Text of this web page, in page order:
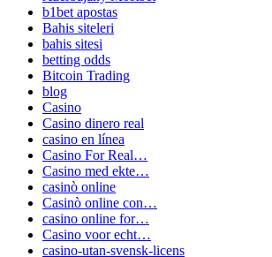
b1bet apostas
Bahis siteleri
bahis sitesi
betting odds
Bitcoin Trading
blog
Casino
Casino dinero real
casino en línea
Casino For Real…
Casino med ekte…
casinò online
Casinò online con…
casino online for…
Casino voor echt…
casino-utan-svensk-licens